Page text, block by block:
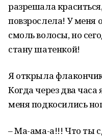
разрешала
повзрослела! У меня
смоль волосы, но
стану шатенкой!
Я открыла
Когда через два часа
меня подкосились
– Ма-ама-а!!! Что ты